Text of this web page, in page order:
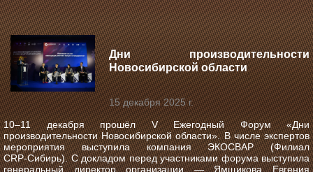
Дни производительности
Новосибирской области
15 декабря 2025 г.
10–11 декабря прошёл V Ежегодный Форум «Дни
производительности Новосибирской области».В числе экспертов
мероприятия выступила компания ЭКОСВАР (Филиал
CRP‑Сибирь). С докладом перед участниками форума выступила
генеральный директор организации — Ямщикова Евгения